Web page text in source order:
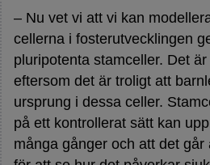
– Nu vet vi att vi kan
cellerna i fosterutvecklingen
pluripotenta stamceller. Det
eftersom det är troligt att
ursprung i dessa celler.
på ett kontrollerat sätt kan
många gånger och att det går